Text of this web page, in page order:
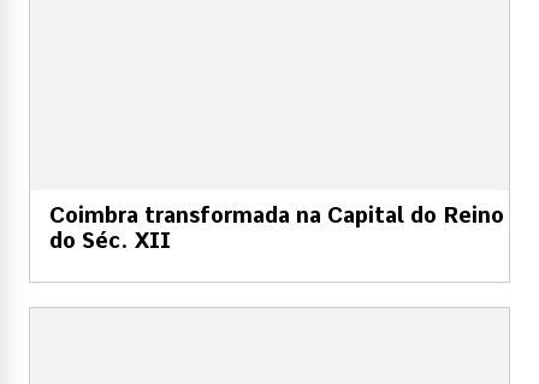
Coimbra transformada na Capital do Reino
do Séc. XII